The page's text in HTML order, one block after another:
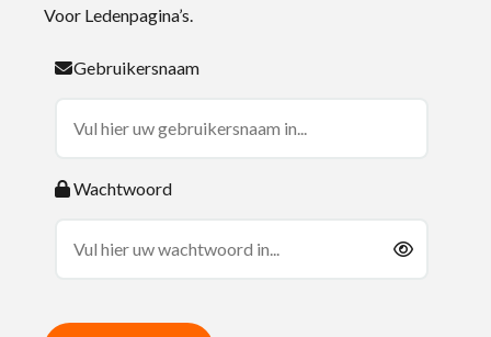
Voor Ledenpagina’s.
Gebruikersnaam
Wachtwoord